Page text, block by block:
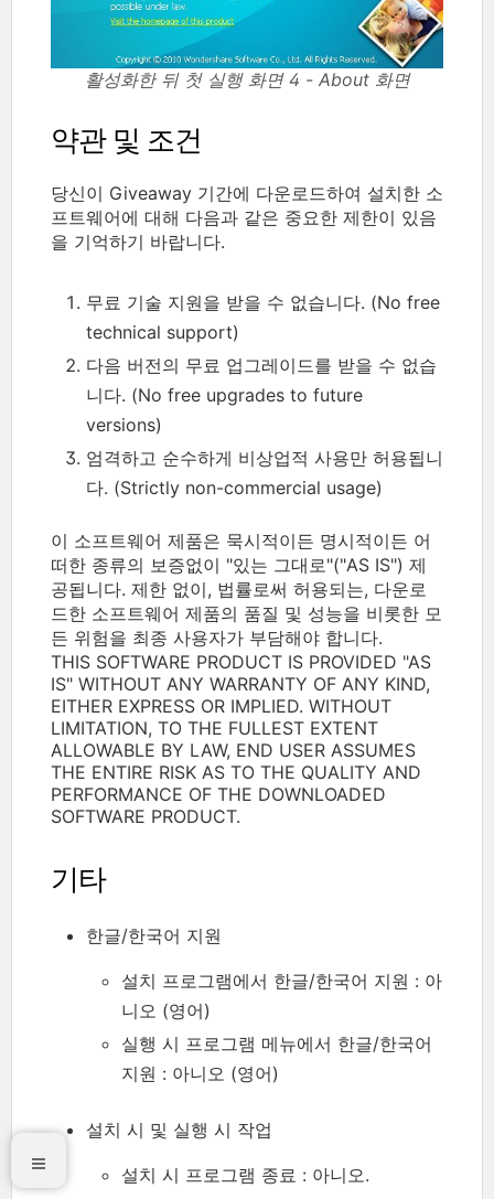
활성화한 뒤 첫 실행 화면 4 - About 화면
약관 및 조건
당신이 Giveaway 기간에 다운로드하여 설치한 소
프트웨어에 대해 다음과 같은 중요한 제한이 있음
을 기억하기 바랍니다.
무료 기술 지원을 받을 수 없습니다. (No free
technical support)
다음 버전의 무료 업그레이드를 받을 수 없습
니다. (No free upgrades to future
versions)
엄격하고 순수하게 비상업적 사용만 허용됩니
다. (Strictly non-commercial usage)
이 소프트웨어 제품은 묵시적이든 명시적이든 어
떠한 종류의 보증없이 "있는 그대로"("AS IS") 제
공됩니다. 제한 없이, 법률로써 허용되는, 다운로
드한 소프트웨어 제품의 품질 및 성능을 비롯한 모
든 위험을 최종 사용자가 부담해야 합니다.
THIS SOFTWARE PRODUCT IS PROVIDED "AS
IS" WITHOUT ANY WARRANTY OF ANY KIND,
EITHER EXPRESS OR IMPLIED. WITHOUT
LIMITATION, TO THE FULLEST EXTENT
ALLOWABLE BY LAW, END USER ASSUMES
THE ENTIRE RISK AS TO THE QUALITY AND
PERFORMANCE OF THE DOWNLOADED
SOFTWARE PRODUCT.
기타
한글/한국어 지원
설치 프로그램에서 한글/한국어 지원 : 아
니오 (영어)
실행 시 프로그램 메뉴에서 한글/한국어
지원 : 아니오 (영어)
설치 시 및 실행 시 작업
설치 시 프로그램 종료 : 아니오.